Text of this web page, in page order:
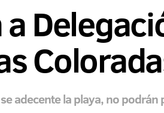
a
adecente la playa, no podrán